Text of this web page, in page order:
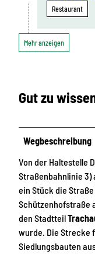
Restaurant
Mehr anzeigen
Gut zu
Wegbeschreibung
Von der Haltestelle
Straßenbahnlinie
ein Stück die
Schützenhofstraße
den Stadtteil
wurde. Die Strecke
Siedlungsbauten